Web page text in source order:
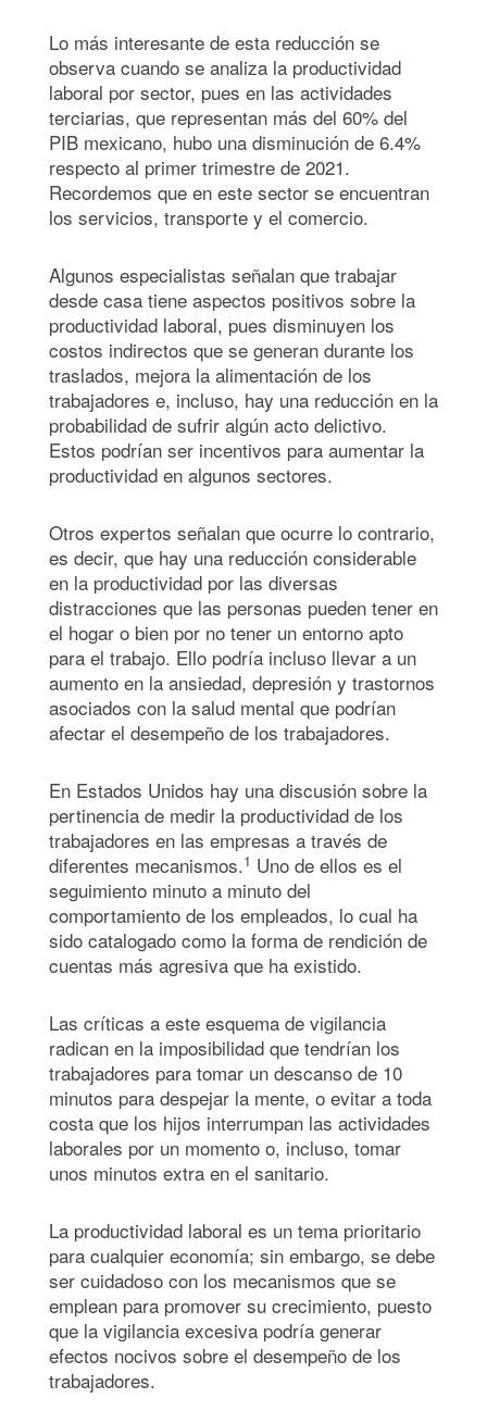
Lo más interesante de esta reducción se
observa cuando se analiza la productividad
laboral por sector, pues en las actividades
terciarias, que representan más del 60% del
PIB mexicano, hubo una disminución de 6.4%
respecto al primer trimestre de 2021.
Recordemos que en este sector se encuentran
los servicios, transporte y el comercio.
Algunos especialistas señalan que trabajar
desde casa tiene aspectos positivos sobre la
productividad laboral, pues disminuyen los
costos indirectos que se generan durante los
traslados, mejora la alimentación de los
trabajadores e, incluso, hay una reducción en la
probabilidad de sufrir algún acto delictivo.
Estos podrían ser incentivos para aumentar la
productividad en algunos sectores.
Otros expertos señalan que ocurre lo contrario,
es decir, que hay una reducción considerable
en la productividad por las diversas
distracciones que las personas pueden tener en
el hogar o bien por no tener un entorno apto
para el trabajo. Ello podría incluso llevar a un
aumento en la ansiedad, depresión y trastornos
asociados con la salud mental que podrían
afectar el desempeño de los trabajadores.
En Estados Unidos hay una discusión sobre la
pertinencia de medir la productividad de los
trabajadores en las empresas a través de
diferentes mecanismos.1 Uno de ellos es el
seguimiento minuto a minuto del
comportamiento de los empleados, lo cual ha
sido catalogado como la forma de rendición de
cuentas más agresiva que ha existido.
Las críticas a este esquema de vigilancia
radican en la imposibilidad que tendrían los
trabajadores para tomar un descanso de 10
minutos para despejar la mente, o evitar a toda
costa que los hijos interrumpan las actividades
laborales por un momento o, incluso, tomar
unos minutos extra en el sanitario.
La productividad laboral es un tema prioritario
para cualquier economía; sin embargo, se debe
ser cuidadoso con los mecanismos que se
emplean para promover su crecimiento, puesto
que la vigilancia excesiva podría generar
efectos nocivos sobre el desempeño de los
trabajadores.